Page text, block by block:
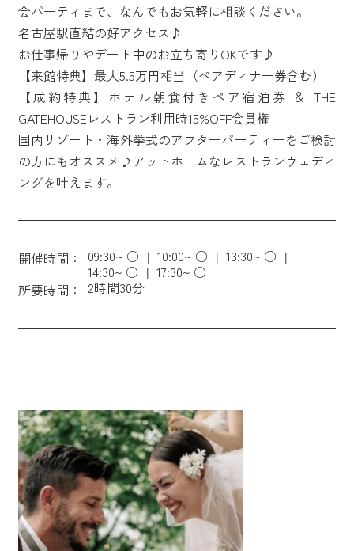
会パーティまで、なんでもお気軽に相談ください。
名古屋駅直結の好アクセス♪
お仕事帰りやデート中のお立ち寄りOKです♪
【来館特典】最大5.5万円相当（ペアディナー券含む）
【成約特典】ホテル朝食付きペア宿泊券 ＆ THE
GATEHOUSEレストラン利用時15%OFF会員権
国内リゾート・海外挙式のアフターパーティーをご検討
の方にもオススメ♪アットホームなレストランウェディ
ングを叶えます。
開催時間： 09:30~ ○ 10:00~ ○
13:30~ ○
14:30~ ○
17:30~ ○
所要時間：
2時間30分